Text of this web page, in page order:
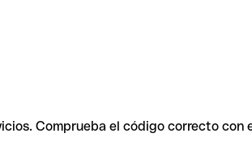
Comprueba el código correcto con